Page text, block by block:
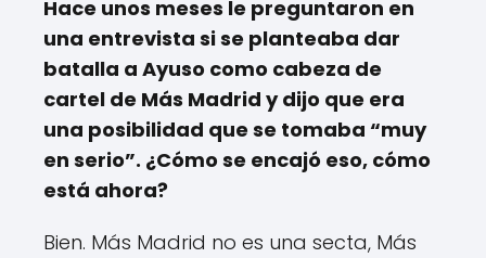
Hace unos meses le preguntaron en
una entrevista si se planteaba dar
batalla a Ayuso como cabeza de
cartel de Más Madrid y dijo que era
una posibilidad que se tomaba “muy
en serio”. ¿Cómo se encajó eso, cómo
está ahora?
Bien. Más Madrid no es una secta, Más